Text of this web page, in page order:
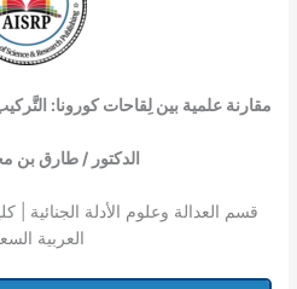
مقارنة علمية بين لِقاحات كورونا:
الدكتور / طارق بن
قسم العدالة وعلوم الأدلة الجنائية |
العربية